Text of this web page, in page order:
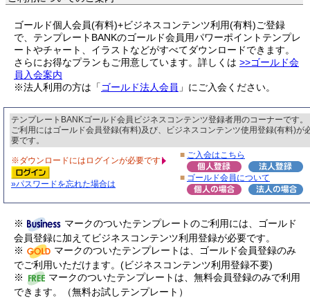
ゴールド個人会員(有料)+ビジネスコンテンツ利用(有料)ご登録
で、テンプレートBANKのゴールド会員用パワーポイントテンプレ
ートやチャート、イラストなどがすべてダウンロードできます。
さらにお得なプランもご用意しています。詳しくは >>ゴールド会
員入会案内
※法人利用の方は「 ゴールド法人会員 」にご入会ください。
テンプレートBANKゴールド会員ビジネスコンテンツ登録者用のコーナーです。
ご利用にはゴールド会員登録(有料)及び、ビジネスコンテンツ使用登録(有料)が
要です。
※ダウンロードにはログインが必要です
»パスワードを忘れた場合は
■ ご入会はこちら
■ ゴールド会員について
※
マークのついたテンプレートのご利用には、ゴールド
会員登録に加えてビジネスコンテンツ利用登録が必要です。
※
マークのついたテンプレートは、ゴールド会員登録のみ
でご利用いただけます。(ビジネスコンテンツ利用登録不要)
※
マークのついたテンプレートは、無料会員登録のみで利用
できます。（無料お試しテンプレート）